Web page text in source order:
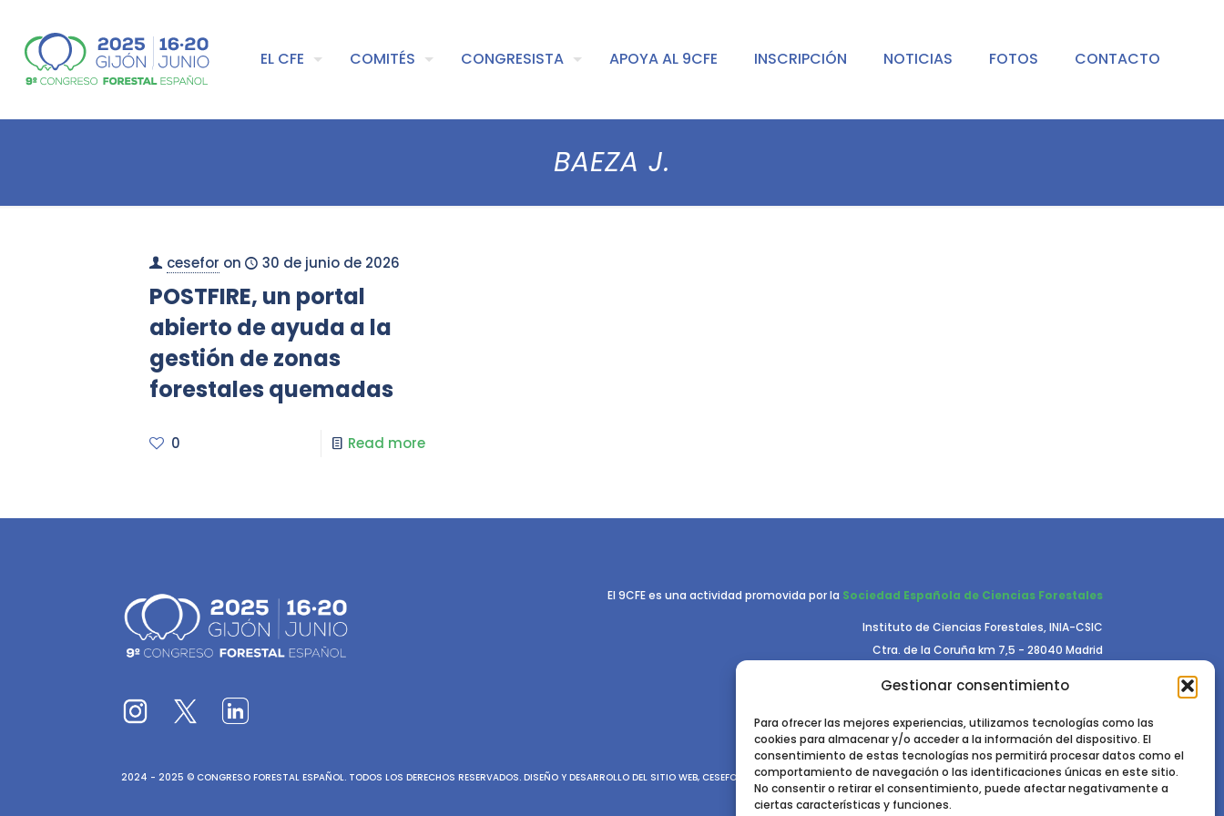
Gestionar consentimiento
Para ofrecer las mejores experiencias, utilizamos tecnologías como las
cookies para almacenar y/o acceder a la información del dispositivo. El
consentimiento de estas tecnologías nos permitirá procesar datos como el
comportamiento de navegación o las identificaciones únicas en este sitio.
No consentir o retirar el consentimiento, puede afectar negativamente a
ciertas características y funciones.
EL CFE COMITÉS CONGRESISTA APOYA AL 9CFE INSCRIPCIÓN NOTICIAS FOTOS CONTACTO
BAEZA J.
cesefor on 30 de junio de 2026
POSTFIRE, un portal
abierto de ayuda a la
gestión de zonas
forestales quemadas
0 Read more
El 9CFE es una actividad promovida por la Sociedad Española de Ciencias Forestales
Instituto de Ciencias Forestales, INIA-CSIC
Ctra. de la Coruña km 7,5 - 28040 Madrid
2024 - 2025 © CONGRESO FORESTAL ESPAÑOL. TODOS LOS DERECHOS RESERVADOS. DISEÑO Y DESARROLLO DEL SITIO WEB, CESEFOR. POLÍTICA DE PRIVACIDAD. POLÍTICA DE COOKIES. AVISO LEGAL